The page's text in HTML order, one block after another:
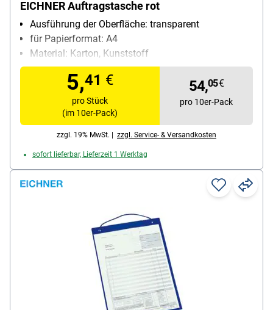
EICHNER Auftragstasche rot
Ausführung der Oberfläche: transparent
für Papierformat: A4
Material: Karton, Kunststoff
Inhalt pro Pack: 10 Stück
5,41 €
pro Stück
(im 10er-Pack)
54,05€
pro 10er-Pack
zzgl. 19% MwSt. | zzgl. Service- & Versandkosten
sofort lieferbar, Lieferzeit 1 Werktag